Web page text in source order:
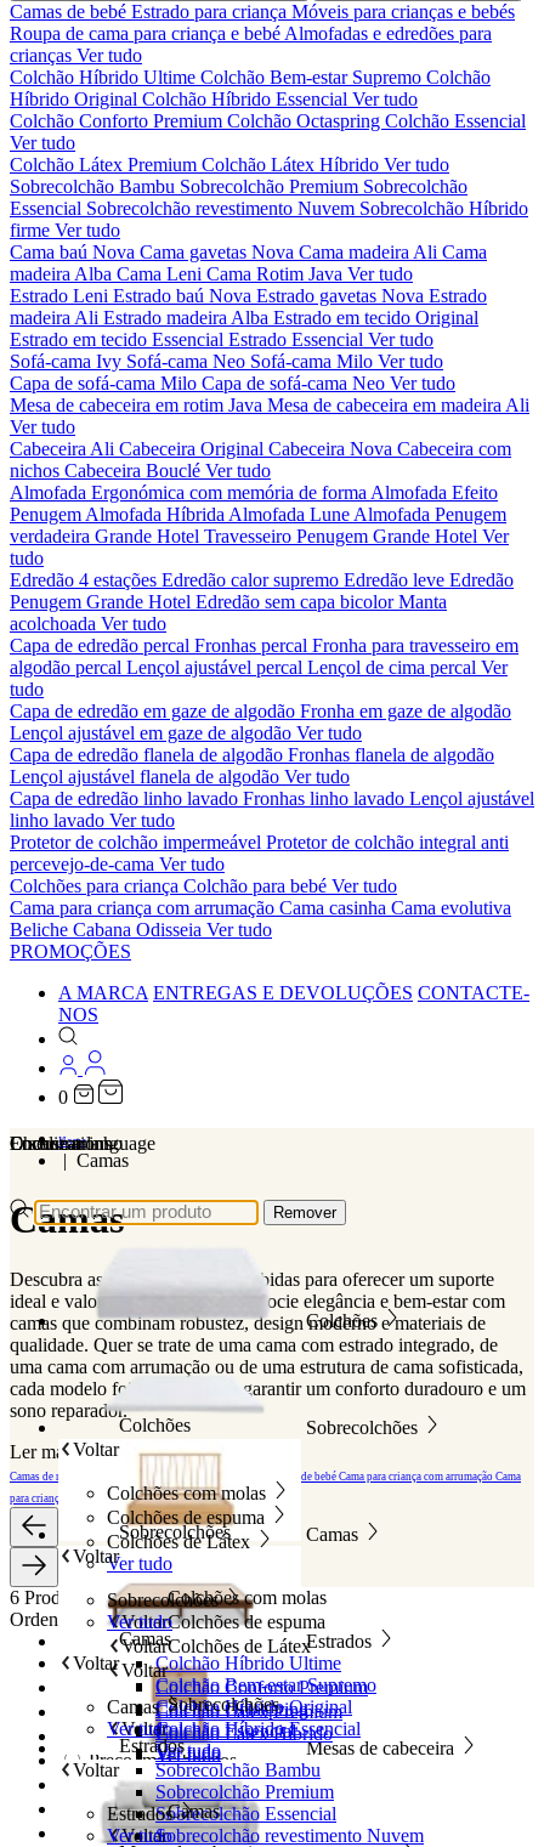
Camas de bebé Estrado para criança Móveis para crianças e bebés
Roupa de cama para criança e bebé Almofadas e edredões para
crianças Ver tudo
Colchão Híbrido Ultime Colchão Bem-estar Supremo Colchão
Híbrido Original Colchão Híbrido Essencial Ver tudo
Colchão Conforto Premium Colchão Octaspring Colchão Essencial
Ver tudo
Colchão Látex Premium Colchão Látex Híbrido Ver tudo
Sobrecolchão Bambu Sobrecolchão Premium Sobrecolchão
Essencial Sobrecolchão revestimento Nuvem Sobrecolchão Híbrido
firme Ver tudo
Cama baú Nova Cama gavetas Nova Cama madeira Ali Cama
madeira Alba Cama Leni Cama Rotim Java Ver tudo
Estrado Leni Estrado baú Nova Estrado gavetas Nova Estrado
madeira Ali Estrado madeira Alba Estrado em tecido Original
Estrado em tecido Essencial Estrado Essencial Ver tudo
Sofá-cama Ivy Sofá-cama Neo Sofá-cama Milo Ver tudo
Capa de sofá-cama Milo Capa de sofá-cama Neo Ver tudo
Mesa de cabeceira em rotim Java Mesa de cabeceira em madeira Ali
Ver tudo
Cabeceira Ali Cabeceira Original Cabeceira Nova Cabeceira com
nichos Cabeceira Bouclé Ver tudo
Almofada Ergonómica com memória de forma Almofada Efeito
Penugem Almofada Híbrida Almofada Lune Almofada Penugem
verdadeira Grande Hotel Travesseiro Penugem Grande Hotel Ver
tudo
Edredão 4 estações Edredão calor supremo Edredão leve Edredão
Penugem Grande Hotel Edredão sem capa bicolorManta
acolchoada Ver tudo
Capa de edredão percal Fronhas percal Fronha para travesseiro em
algodão percal Lençol ajustável percal Lençol de cima percal Ver
tudo
Capa de edredão em gaze de algodão Fronha em gaze de algodão
Lençol ajustável em gaze de algodão Ver tudo
Capa de edredão flanela de algodão Fronhas flanela de algodão
Lençol ajustável flanela de algodão Ver tudo
Capa de edredão linho lavado Fronhas linho lavado Lençol ajustável
linho lavado Ver tudo
Protetor de colchão impermeável Protetor de colchão integral anti
percevejo-de-cama Ver tudo
Colchões para criança Colchão para bebé Ver tudo
Cama para criança com arrumação Cama casinha Cama evolutiva
Beliche Cabana Odisseia Ver tudo
PROMOÇÕES
A MARCA ENTREGAS E DEVOLUÇÕES CONTACTE-
NOS
0
Colchões
Voltar
Colchões
Colchões com molas
Voltar
Colchões com molas
Colchão Híbrido Ultime
Colchão Bem-estar Supremo
Colchão Híbrido Original
Colchão Híbrido Essencial
Ver tudo
Colchões de espuma
Voltar
Colchões de espuma
Colchão Conforto Premium
Colchão Octaspring
Colchão Essencial
Ver tudo
Colchões de Látex
Voltar
Colchões de Látex
Colchão Látex Premium
Colchão Látex Híbrido
Ver tudo
Ver tudo
Sobrecolchões
Voltar
Sobrecolchões
Sobrecolchões
Voltar
Sobrecolchões
Sobrecolchão Bambu
Sobrecolchão Premium
Sobrecolchão Essencial
Sobrecolchão revestimento Nuvem
Ver tudo
Camas
Voltar
Camas
Camas
Voltar
Camas
Ver tudo
Estrados
Voltar
Estrados
Estrados
Ver tudo
Mesas de cabeceira
Localizations
Choose a language
Encontrar
Remover
O seu carrinho
Home
Camas
Camas
Descubra as camas slome, concebidas para oferecer um suporte
ideal e valorizar o seu quarto. Associe elegância e bem-estar com
camas que combinam robustez, design moderno e materiais de
qualidade. Quer se trate de uma cama com estrado integrado, de
uma cama com arrumação ou de uma estrutura de cama sofisticada,
cada modelo foi pensado para garantir um conforto duradouro e um
sono reparador.
Ler mais Ler menos
Camas de madeira Cama estofada Camas de bebé Cama para criança com arrumação Cama
para criança com colchão
6 Produtos
Ordenar por:
Em Destaque
Mais vendidos
Alfabeticamente, A-Z
Alfabeticamente, Z-A
Preço, mais baratos
Preço, mais caros
Data, mais antigos
Data, mais recentes